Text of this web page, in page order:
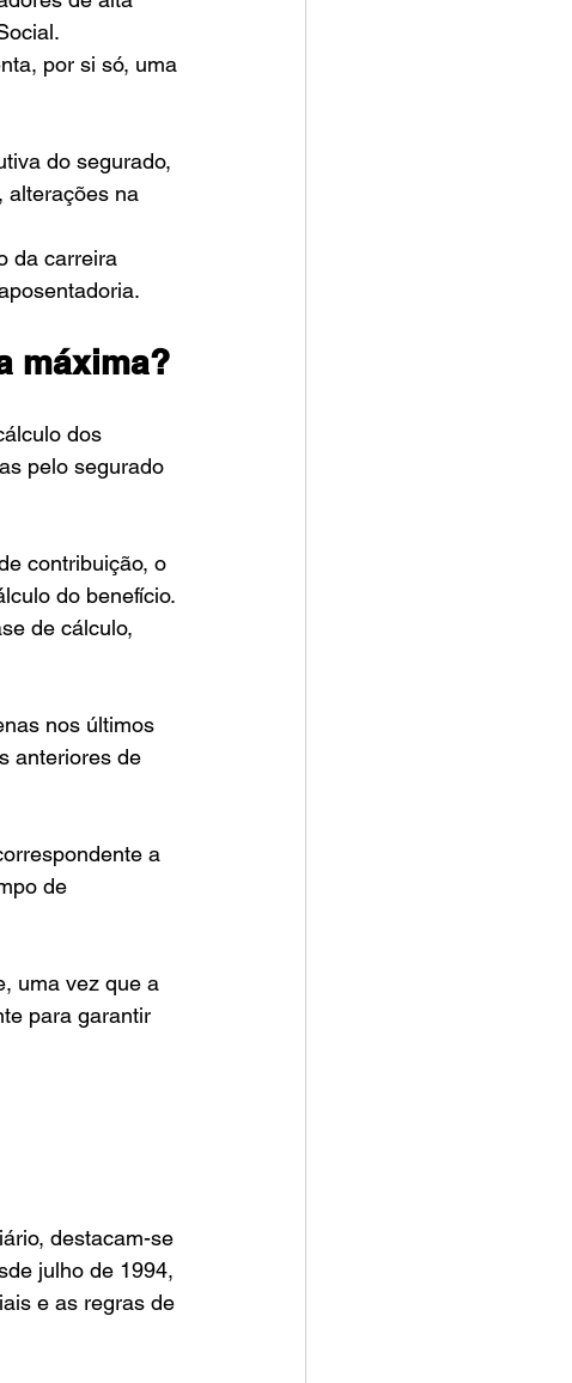
por si só, uma
do segurado,
alterações na
da carreira
máxima?
dos
pelo segurado
contribuição, o
do benefício.
de cálculo,
nos últimos
anteriores de
a
de
uma vez que a
para garantir
destacam-se
julho de 1994,
e as regras de